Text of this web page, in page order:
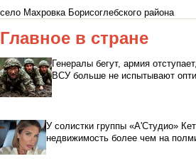
село Махровка Борисоглебского района
Главное в стране
Генералы бегут, армия
ВСУ больше не испытывают
У солистки группы «А'Студио»
недвижимость более чем на